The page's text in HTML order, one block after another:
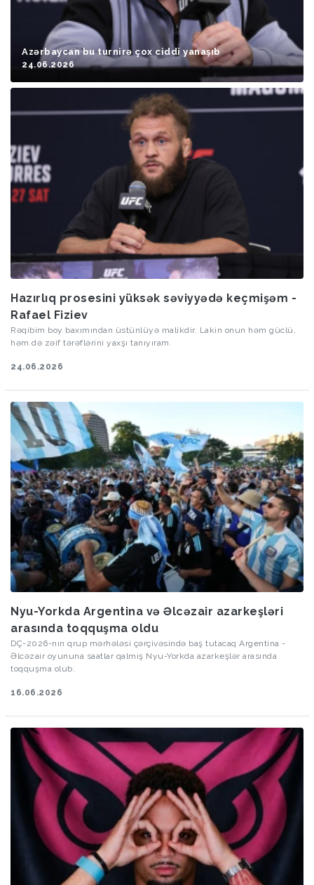
Azərbaycan bu turnirə çox ciddi yanaşıb
24.06.2026
Hazırlıq prosesini yüksək səviyyədə keçmişəm -
Rafael Fiziev
Rəqibim boy baxımından üstünlüyə malikdir. Lakin onun həm güclü,
həm də zəif tərəflərini yaxşı tanıyıram.
24.06.2026
Nyu-Yorkda Argentina və Əlcəzair azarkeşləri
arasında toqquşma oldu
DÇ-2026-nın qrup mərhələsi çərçivəsində baş tutacaq Argentina -
Əlcəzair oyununa saatlar qalmış Nyu-Yorkda azarkeşlər arasında
toqquşma olub.
16.06.2026